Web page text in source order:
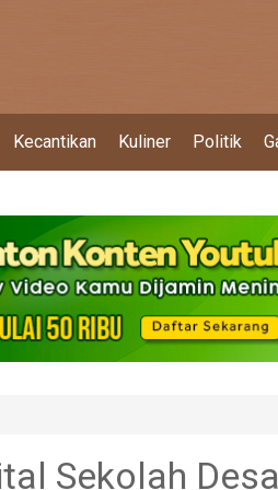
Kecantikan Kuliner Politik
Sekolah